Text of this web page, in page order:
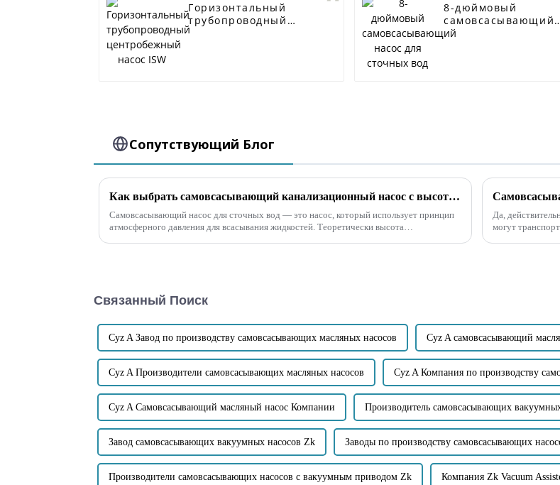
Горизонтальный
трубопроводный
центробежный насос
8-дюймовый
самовсасывающий
насос для сточных
Сопутствующий Блог
Как выбрать самовсасывающий канализационный насос с высотой всасывания более 7 метров
Самовсасывающий насос для сточных вод — это насос, который использует принцип
атмосферного давления для всасывания жидкостей. Теоретически высота
Да,
могут
Связанный Поиск
Cyz A Завод по производству самовсасывающих масляных насосов Cyz A самовсасывающий
Cyz A Производители самовсасывающих масляных насосов Cyz A Компания по производству
Cyz A Самовсасывающий масляный насос Компании Производитель самовсасывающих
Завод самовсасывающих вакуумных насосов Zk Заводы по производству самовсасывающих
Производители самовсасывающих насосов с вакуумным приводом Zk Компания Zk Vacuum